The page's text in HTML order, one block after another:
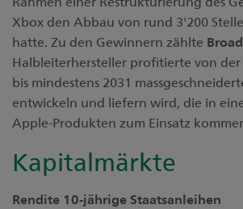
Xbox den Abbau von rund 3'200
hatte. Zu den Gewinnern zählte
Halbleiterhersteller profitierte von der
bis mindestens 2031
entwickeln und liefern wird, die in
Apple-Produkten zum Einsatz
Kapitalmärkte
Rendite 10-jährige Staatsanleihen